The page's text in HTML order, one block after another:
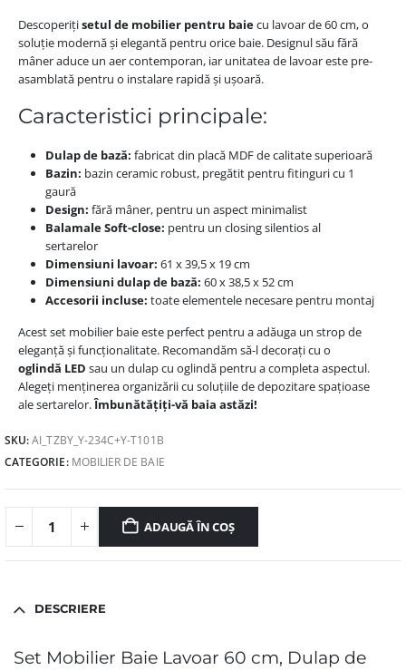
Descoperițisetul de mobilier pentru baiecu lavoar de 60 cm, o
soluție modernă și elegantă pentru orice baie. Designul său fără
mâner aduce un aer contemporan, iar unitatea de lavoar este pre-
asamblată pentru o instalare rapidă și ușoară.
Caracteristici principale:
Dulap de bază: fabricat din placă MDF de calitate superioară
Bazin: bazin ceramic robust, pregătit pentru fitinguri cu 1
gaură
Design: fără mâner, pentru un aspect minimalist
Balamale Soft-close: pentru un closing silentios al
sertarelor
Dimensiuni lavoar: 61 x 39,5 x 19 cm
Dimensiuni dulap de bază: 60 x 38,5 x 52 cm
Accesorii incluse: toate elementele necesare pentru montaj
Acest set mobilier baie este perfect pentru a adăuga un strop de
eleganță și funcționalitate. Recomandăm să-l decorați cu o
oglindă LED sau un dulap cu oglindă pentru a completa aspectul.
Alegeți menținerea organizării cu soluțiile de depozitare spațioase
ale sertarelor.Îmbunătățiți-vă baia astăzi!
SKU:AI_TZBY_Y-234C+Y-T101B
CATEGORIE: MOBILIER DE BAIE
ADAUGĂ ÎN COȘ
DESCRIERE
Set Mobilier Baie Lavoar 60 cm, Dulap de